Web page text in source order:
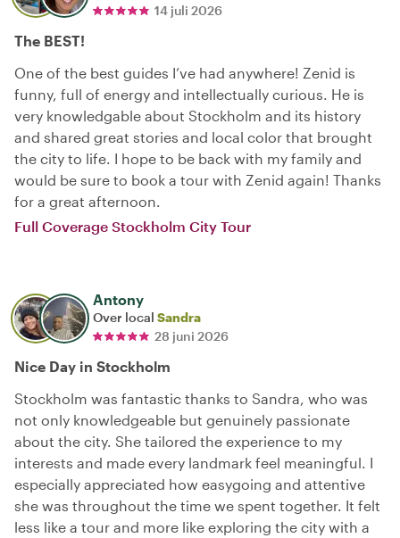
14 juli 2026
The BEST!
One of the best guides I’ve had anywhere! Zenid is
funny, full of energy and intellectually curious. He is
very knowledgable about Stockholm and its history
and shared great stories and local color that brought
the city to life. I hope to be back with my family and
would be sure to book a tour with Zenid again! Thanks
for a great afternoon.
Full Coverage Stockholm City Tour
Antony
Over local Sandra
28 juni 2026
Nice Day in Stockholm
Stockholm was fantastic thanks to Sandra, who was
not only knowledgeable but genuinely passionate
about the city. She tailored the experience to my
interests and made every landmark feel meaningful. I
especially appreciated how easygoing and attentive
she was throughout the time we spent together. It felt
less like a tour and more like exploring the city with a